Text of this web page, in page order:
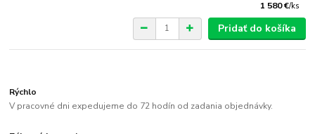
1 580 €/ks
Pridať do košíka
Rýchlo
V pracovné dni expedujeme do 72 hodín od zadania objednávky.